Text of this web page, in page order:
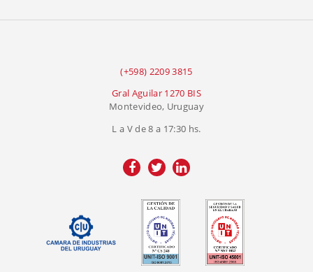
(+598) 2209 3815
Gral Aguilar 1270 BIS
Montevideo, Uruguay
L a V de 8 a 17:30 hs.